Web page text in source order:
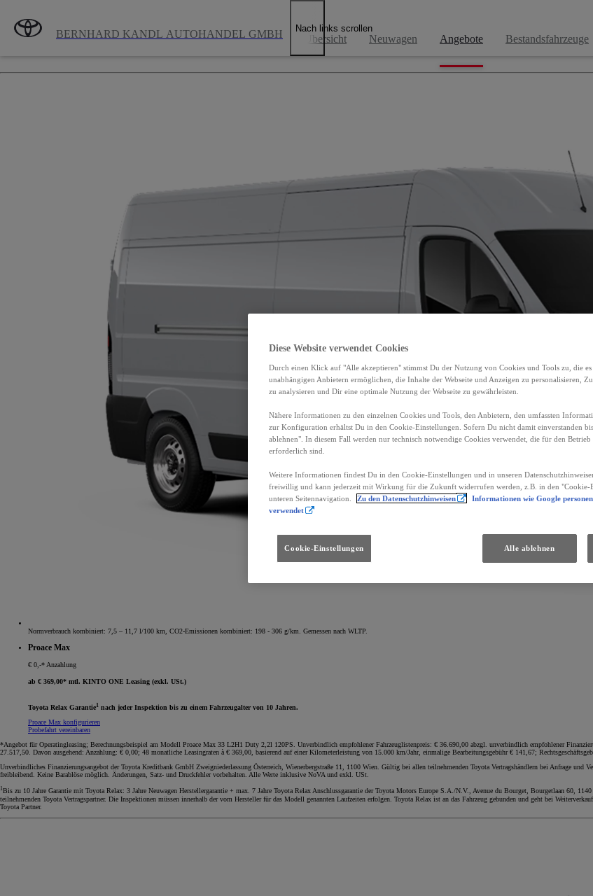
BERNHARD KANDL AUTOHANDEL GMBH Übersicht Neuwagen Angebote Bestandsfahrzeuge
Nach links scrollen
Unsere aktuellen Angebote und Aktionen für Firmenkunden auf einen Blick.
Normverbrauch kombiniert: 7,5 – 11,7 l/100 km, CO2-Emissionen kombiniert: 198 - 306 g/km. Gemessen nach WLTP.
Proace Max
€ 0,-* Anzahlung
ab € 369,00* mtl. KINTO ONE Leasing (exkl. USt.)
Toyota Relax Garantie1 nach jeder Inspektion bis zu einem Fahrzeugalter von 10 Jahren.
Proace Max konfigurieren
Probefahrt vereinbaren
*Angebot für Operatingleasing; Berechnungsbeispiel am Modell Proace Max 33 L2H1 Duty 2,2l 120PS. Unverbindlich empfohlener Fahrzeuglistenpreis: € 36.690,00 abzgl. unverbindlich empfohlener
27.517,50. Davon ausgehend: Anzahlung: € 0,00; 48 monatliche Leasingraten à € 369,00, basierend auf einer Kilometerleistung von 15.000 km/Jahr, einmalige Bearbeitungsgebühr € 141,67;
Unverbindliches Finanzierungsangebot der Toyota Kreditbank GmbH Zweigniederlassung Österreich, Wienerbergstraße 11, 1100 Wien. Gültig bei allen teilnehmenden Toyota Vertragshändlern bei Anfrage und
freibleibend. Keine Barablöse möglich. Änderungen, Satz- und Druckfehler vorbehalten. Alle Werte inklusive NoVA und exkl. USt.
1Bis zu 10 Jahre Garantie mit Toyota Relax: 3 Jahre Neuwagen Herstellergarantie + max. 7 Jahre Toyota Relax Anschlussgarantie der Toyota Motors Europe S.A./N.V., Avenue du Bourget, Bourgetlaan 60,
teilnehmenden Toyota Vertragspartner. Die Inspektionen müssen innerhalb der vom Hersteller für das Modell genannten Laufzeiten erfolgen. Toyota Relax ist an das Fahrzeug gebunden und geht bei
Toyota Partner.
Diese Website verwendet Cookies
Durch einen Klick auf "Alle akzeptieren" stimmst Du der Nutzung von Cookies und Tools zu, die
unabhängigen Anbietern ermöglichen, die Inhalte der Webseite und Anzeigen zu personalisieren,
zu analysieren und Dir eine optimale Nutzung der Webseite zu gewährleisten.
Nähere Informationen zu den einzelnen Cookies und Tools, den Anbietern, den umfassten
zur Konfiguration erhältst Du in den Cookie-Einstellungen. Sofern Du nicht damit einverstanden
ablehnen". In diesem Fall werden nur technisch notwendige Cookies verwendet, die für den Betrieb
erforderlich sind.
Weitere Informationen findest Du in den Cookie-Einstellungen und in unseren
freiwillig und kann jederzeit mit Wirkung für die Zukunft widerrufen werden, z.B. in den "Cookie-
unteren Seitennavigation.
Zu den Datenschutzhinweisen
Informationen wie Google
verwendet
Cookie-Einstellungen Alle ablehnen